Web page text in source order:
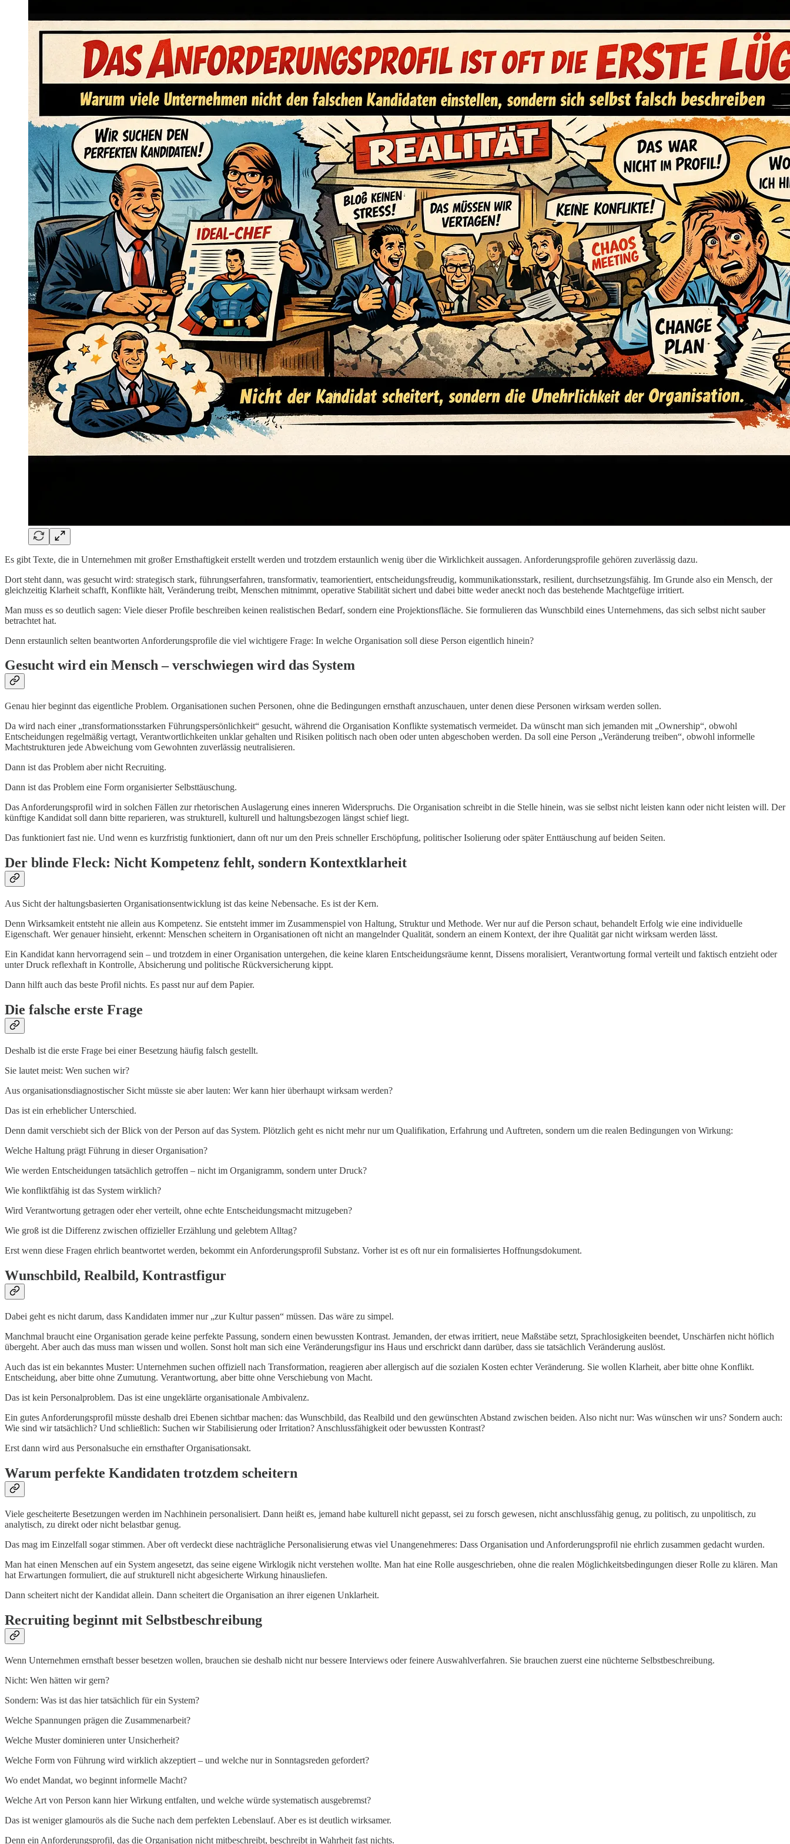
Es gibt Texte, die in Unternehmen mit großer Ernsthaftigkeit erstellt werden und trotzdem erstaunlich wenig über die Wirklichkeit aussagen. Anforderungsprofile gehören zuverlässig dazu.
Dort steht dann, was gesucht wird: strategisch stark, führungserfahren, transformativ, teamorientiert, entscheidungsfreudig, kommunikationsstark, resilient, durchsetzungsfähig. Im Grunde also ein Mensch, der
gleichzeitig Klarheit schafft, Konflikte hält, Veränderung treibt, Menschen mitnimmt, operative Stabilität sichert und dabei bitte weder aneckt noch das bestehende Machtgefüge irritiert.
Man muss es so deutlich sagen: Viele dieser Profile beschreiben keinen realistischen Bedarf, sondern eine Projektionsfläche. Sie formulieren das Wunschbild eines Unternehmens, das sich selbst nicht sauber
betrachtet hat.
Denn erstaunlich selten beantworten Anforderungsprofile die viel wichtigere Frage: In welche Organisation soll diese Person eigentlich hinein?
Gesucht wird ein Mensch – verschwiegen wird das System
Genau hier beginnt das eigentliche Problem. Organisationen suchen Personen, ohne die Bedingungen ernsthaft anzuschauen, unter denen diese Personen wirksam werden sollen.
Da wird nach einer „transformationsstarken Führungspersönlichkeit“ gesucht, während die Organisation Konflikte systematisch vermeidet. Da wünscht man sich jemanden mit „Ownership“, obwohl
Entscheidungen regelmäßig vertagt, Verantwortlichkeiten unklar gehalten und Risiken politisch nach oben oder unten abgeschoben werden. Da soll eine Person „Veränderung treiben“, obwohl informelle
Machtstrukturen jede Abweichung vom Gewohnten zuverlässig neutralisieren.
Dann ist das Problem aber nicht Recruiting.
Dann ist das Problem eine Form organisierter Selbsttäuschung.
Das Anforderungsprofil wird in solchen Fällen zur rhetorischen Auslagerung eines inneren Widerspruchs. Die Organisation schreibt in die Stelle hinein, was sie selbst nicht leisten kann oder nicht leisten will. Der
künftige Kandidat soll dann bitte reparieren, was strukturell, kulturell und haltungsbezogen längst schief liegt.
Das funktioniert fast nie. Und wenn es kurzfristig funktioniert, dann oft nur um den Preis schneller Erschöpfung, politischer Isolierung oder später Enttäuschung auf beiden Seiten.
Der blinde Fleck: Nicht Kompetenz fehlt, sondern Kontextklarheit
Aus Sicht der haltungsbasierten Organisationsentwicklung ist das keine Nebensache. Es ist der Kern.
Denn Wirksamkeit entsteht nie allein aus Kompetenz. Sie entsteht immer im Zusammenspiel von Haltung, Struktur und Methode. Wer nur auf die Person schaut, behandelt Erfolg wie eine individuelle
Eigenschaft. Wer genauer hinsieht, erkennt: Menschen scheitern in Organisationen oft nicht an mangelnder Qualität, sondern an einem Kontext, der ihre Qualität gar nicht wirksam werden lässt.
Ein Kandidat kann hervorragend sein – und trotzdem in einer Organisation untergehen, die keine klaren Entscheidungsräume kennt, Dissens moralisiert, Verantwortung formal verteilt und faktisch entzieht oder
unter Druck reflexhaft in Kontrolle, Absicherung und politische Rückversicherung kippt.
Dann hilft auch das beste Profil nichts. Es passt nur auf dem Papier.
Die falsche erste Frage
Deshalb ist die erste Frage bei einer Besetzung häufig falsch gestellt.
Sie lautet meist: Wen suchen wir?
Aus organisationsdiagnostischer Sicht müsste sie aber lauten: Wer kann hier überhaupt wirksam werden?
Das ist ein erheblicher Unterschied.
Denn damit verschiebt sich der Blick von der Person auf das System. Plötzlich geht es nicht mehr nur um Qualifikation, Erfahrung und Auftreten, sondern um die realen Bedingungen von Wirkung:
Welche Haltung prägt Führung in dieser Organisation?
Wie werden Entscheidungen tatsächlich getroffen – nicht im Organigramm, sondern unter Druck?
Wie konfliktfähig ist das System wirklich?
Wird Verantwortung getragen oder eher verteilt, ohne echte Entscheidungsmacht mitzugeben?
Wie groß ist die Differenz zwischen offizieller Erzählung und gelebtem Alltag?
Erst wenn diese Fragen ehrlich beantwortet werden, bekommt ein Anforderungsprofil Substanz. Vorher ist es oft nur ein formalisiertes Hoffnungsdokument.
Wunschbild, Realbild, Kontrastfigur
Dabei geht es nicht darum, dass Kandidaten immer nur „zur Kultur passen“ müssen. Das wäre zu simpel.
Manchmal braucht eine Organisation gerade keine perfekte Passung, sondern einen bewussten Kontrast. Jemanden, der etwas irritiert, neue Maßstäbe setzt, Sprachlosigkeiten beendet, Unschärfen nicht höflich
übergeht. Aber auch das muss man wissen und wollen. Sonst holt man sich eine Veränderungsfigur ins Haus und erschrickt dann darüber, dass sie tatsächlich Veränderung auslöst.
Auch das ist ein bekanntes Muster: Unternehmen suchen offiziell nach Transformation, reagieren aber allergisch auf die sozialen Kosten echter Veränderung. Sie wollen Klarheit, aber bitte ohne Konflikt.
Entscheidung, aber bitte ohne Zumutung. Verantwortung, aber bitte ohne Verschiebung von Macht.
Das ist kein Personalproblem. Das ist eine ungeklärte organisationale Ambivalenz.
Ein gutes Anforderungsprofil müsste deshalb drei Ebenen sichtbar machen: das Wunschbild, das Realbild und den gewünschten Abstand zwischen beiden. Also nicht nur: Was wünschen wir uns? Sondern auch:
Wie sind wir tatsächlich? Und schließlich: Suchen wir Stabilisierung oder Irritation? Anschlussfähigkeit oder bewussten Kontrast?
Erst dann wird aus Personalsuche ein ernsthafter Organisationsakt.
Warum perfekte Kandidaten trotzdem scheitern
Viele gescheiterte Besetzungen werden im Nachhinein personalisiert. Dann heißt es, jemand habe kulturell nicht gepasst, sei zu forsch gewesen, nicht anschlussfähig genug, zu politisch, zu unpolitisch, zu
analytisch, zu direkt oder nicht belastbar genug.
Das mag im Einzelfall sogar stimmen. Aber oft verdeckt diese nachträgliche Personalisierung etwas viel Unangenehmeres: Dass Organisation und Anforderungsprofil nie ehrlich zusammen gedacht wurden.
Man hat einen Menschen auf ein System angesetzt, das seine eigene Wirklogik nicht verstehen wollte. Man hat eine Rolle ausgeschrieben, ohne die realen Möglichkeitsbedingungen dieser Rolle zu klären. Man
hat Erwartungen formuliert, die auf strukturell nicht abgesicherte Wirkung hinausliefen.
Dann scheitert nicht der Kandidat allein. Dann scheitert die Organisation an ihrer eigenen Unklarheit.
Recruiting beginnt mit Selbstbeschreibung
Wenn Unternehmen ernsthaft besser besetzen wollen, brauchen sie deshalb nicht nur bessere Interviews oder feinere Auswahlverfahren. Sie brauchen zuerst eine nüchterne Selbstbeschreibung.
Nicht: Wen hätten wir gern?
Sondern: Was ist das hier tatsächlich für ein System?
Welche Spannungen prägen die Zusammenarbeit?
Welche Muster dominieren unter Unsicherheit?
Welche Form von Führung wird wirklich akzeptiert – und welche nur in Sonntagsreden gefordert?
Wo endet Mandat, wo beginnt informelle Macht?
Welche Art von Person kann hier Wirkung entfalten, und welche würde systematisch ausgebremst?
Das ist weniger glamourös als die Suche nach dem perfekten Lebenslauf. Aber es ist deutlich wirksamer.
Denn ein Anforderungsprofil, das die Organisation nicht mitbeschreibt, beschreibt in Wahrheit fast nichts.